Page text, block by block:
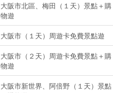
大阪市北區、梅田（１天）景點＋購
物遊
大阪市（１天）周遊卡免費景點遊
大阪市（２天）周遊卡免費景點＋購
物遊
大阪市新世界、阿倍野（１天）景點